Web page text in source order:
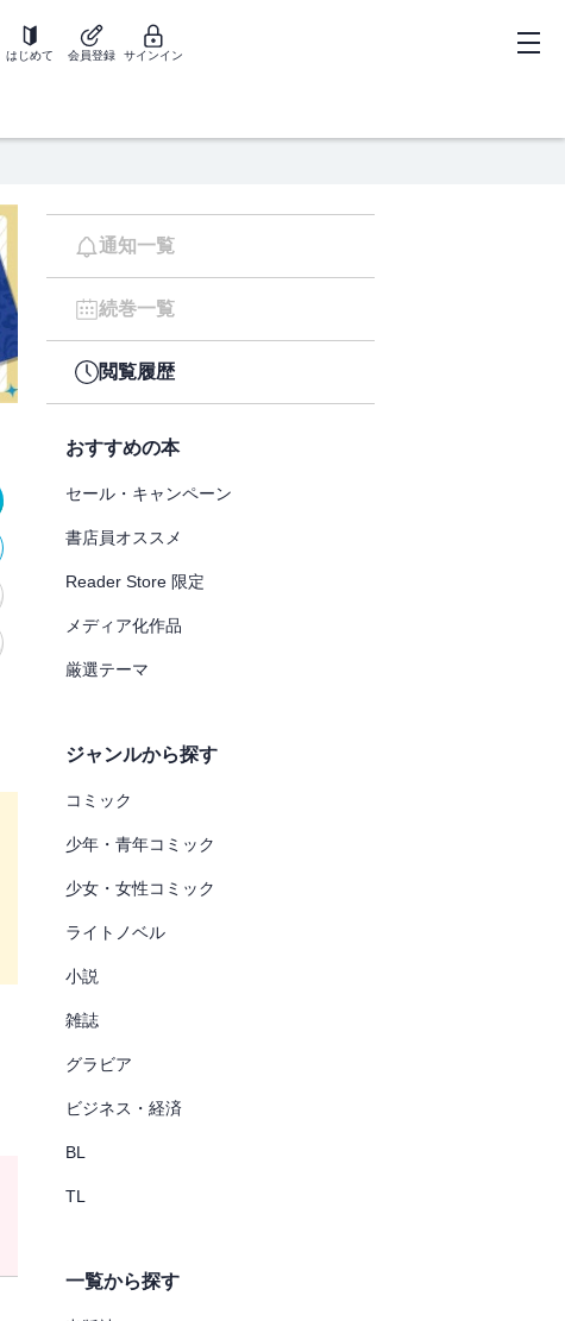
はじめて 会員登録 サインイン
通知一覧
続巻一覧
閲覧履歴
おすすめの本
セール・キャンペーン
書店員オススメ
Reader Store 限定
メディア化作品
厳選テーマ
ジャンルから探す
コミック
少年・青年コミック
少女・女性コミック
ライトノベル
小説
雑誌
グラビア
ビジネス・経済
BL
TL
一覧から探す